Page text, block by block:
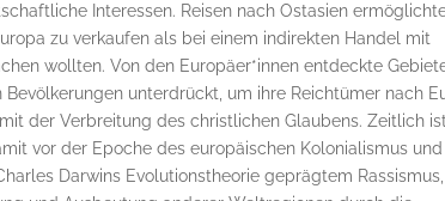
Interessen. Reisen nach Ostasien
zu verkaufen als bei einem indirekten Handel mit
wollten. Von den Europäer*innen entdeckte
unterdrückt, um ihre Reichtümer nach
der Verbreitung des christlichen Glaubens. Zeitlich
vor der Epoche des europäischen Kolonialismus
Darwins Evolutionstheorie geprägtem